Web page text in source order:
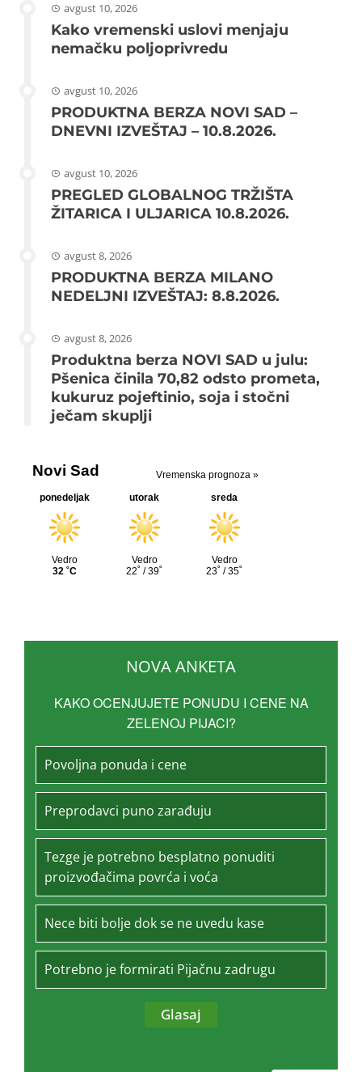
avgust 10, 2026
Kako vremenski uslovi menjaju
nemačku poljoprivredu
avgust 10, 2026
PRODUKTNA BERZA NOVI SAD –
DNEVNI IZVEŠTAJ – 10.8.2026.
avgust 10, 2026
PREGLED GLOBALNOG TRŽIŠTA
ŽITARICA I ULJARICA 10.8.2026.
avgust 8, 2026
PRODUKTNA BERZA MILANO
NEDELJNI IZVEŠTAJ: 8.8.2026.
avgust 8, 2026
Produktna berza NOVI SAD u julu:
Pšenica činila 70,82 odsto prometa,
kukuruz pojeftinio, soja i stočni
ječam skuplji
NOVA ANKETA
KAKO OCENJUJETE PONUDU I CENE NA
ZELENOJ PIJACI?
Povoljna ponuda i cene
Preprodavci puno zarađuju
Tezge je potrebno besplatno ponuditi
proizvođačima povrća i voća
Nece biti bolje dok se ne uvedu kase
Potrebno je formirati Pijačnu zadrugu